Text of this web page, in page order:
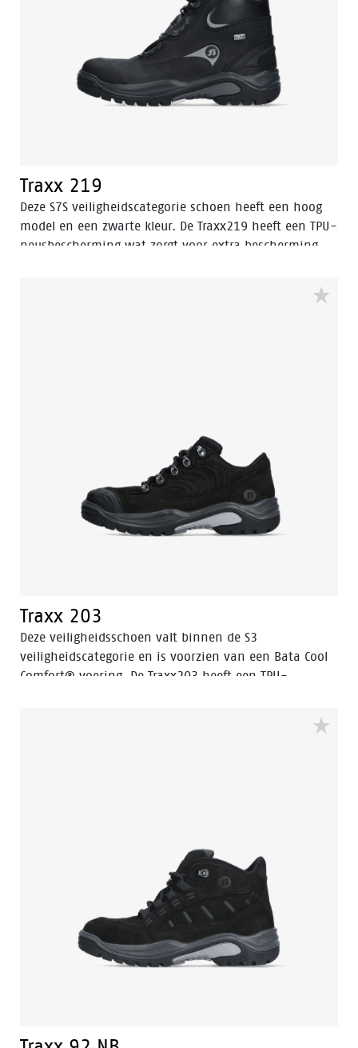
Traxx 219
Deze S7S veiligheidscategorie schoen heeft een hoog
model en een zwarte kleur. De Traxx219 heeft een TPU-
neusbescherming wat zorgt voor extra bescherming
Traxx 203
Deze veiligheidsschoen valt binnen de S3
veiligheidscategorie en is voorzien van een Bata Cool
Comfort® voering. De Traxx203 heeft een TPU-
tegen slijtage van het leer op de neus van de schoen.